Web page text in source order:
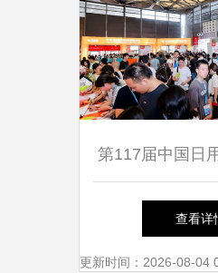
第117届中国日
易会火热开幕，
领行业
查看详
更新时间：2026-08-04